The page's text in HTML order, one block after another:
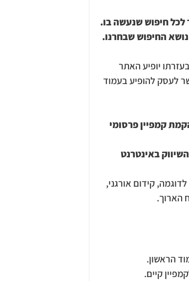
לכל חיפוש שנעשה בו.
החיפוש שבחרנו.
יופיע האתר
לעסק להופיע בעמוד
קמפיין פרסומי
באינטרנט
לדוגמה, קידום אורגני,
הארוך.
הראשון.
קיים.